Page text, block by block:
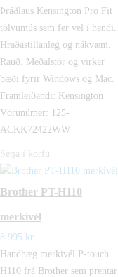
Þráðlaus Kensington Pro Fit
tölvumús sem fer vel í hendi.
Hraðastillanleg og nákvæm.
Rauð. Meðalstór og virkar
bæði fyrir Windows og Mac.
Framleiðandi: Kensington
Vörunúmer: 125-
ACKK72422WW
Setja í körfu
Brother PT-H110
merkivél
8.995 kr.
Handhæg merkivél P-touch
H110 frá Brother sem prentar